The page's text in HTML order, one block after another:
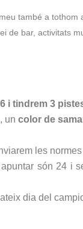
també a tothom
de bar, activitats
i tindrem 3
, un color de
les
són 24 i
dia del